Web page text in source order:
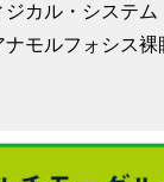
カル・システ
モルフォシス